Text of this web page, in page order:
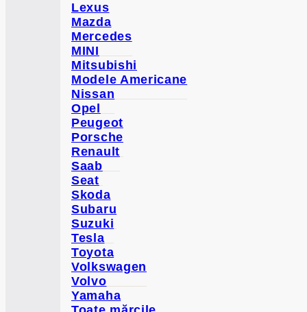
Lexus
Mazda
Mercedes
MINI
Mitsubishi
Modele Americane
Nissan
Opel
Peugeot
Porsche
Renault
Saab
Seat
Skoda
Subaru
Suzuki
Tesla
Toyota
Volkswagen
Volvo
Yamaha